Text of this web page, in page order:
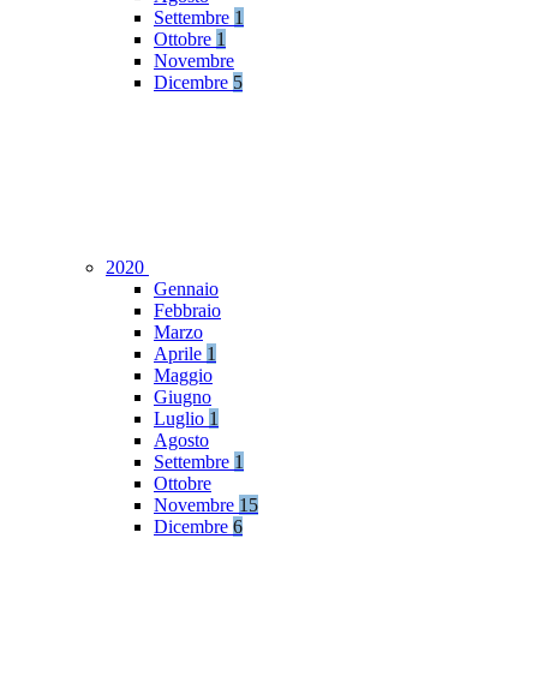
Settembre 1
Ottobre 1
Novembre
Dicembre 5
2020
Gennaio
Febbraio
Marzo
Aprile 1
Maggio
Giugno
Luglio 1
Agosto
Settembre 1
Ottobre
Novembre 15
Dicembre 6